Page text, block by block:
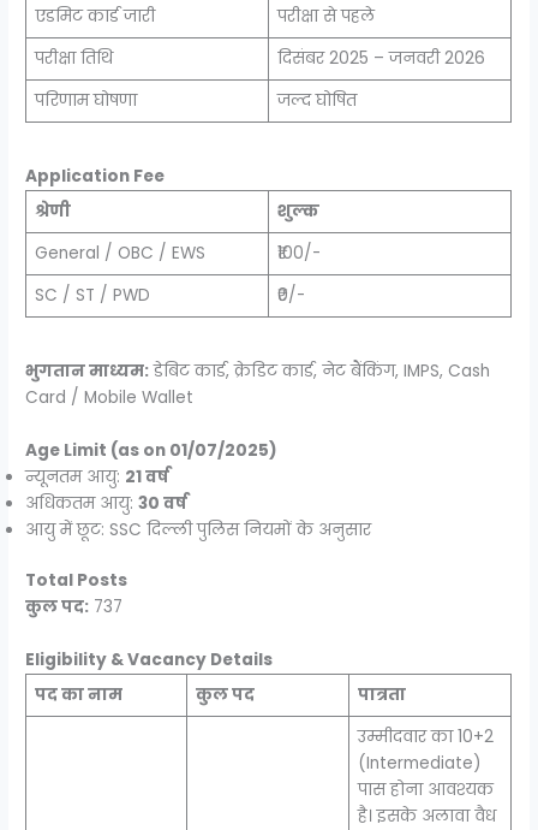
एडमिट कार्ड जारी
परीक्षा से पहले
परीक्षा तिथि
दिसंबर 2025 – जनवरी 2026
परिणाम घोषणा
जल्द घोषित
Application Fee
श्रेणी
शुल्क
General / OBC / EWS
₹100/-
SC / ST / PWD
₹0/-
भुगतान माध्यम:डेबिट कार्ड, क्रेडिट कार्ड, नेट बैंकिंग, IMPS, Cash
Card / Mobile Wallet
Age Limit (as on 01/07/2025)
न्यूनतम आयु: 21 वर्ष
अधिकतम आयु:30 वर्ष
आयु में छूट: SSC दिल्ली पुलिस नियमों के अनुसार
Total Posts
कुल पद: 737
Eligibility & Vacancy Details
पद का नाम
कुल पद पात्रता
उम्मीदवार का 10+2
(Intermediate)
पास होना आवश्यक
है। इसके अलावा वैध